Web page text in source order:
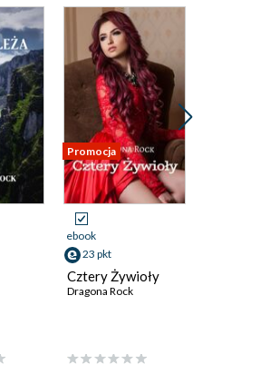
Promocja
ebook
23 pkt
Cztery Żywioły
Dragona Rock